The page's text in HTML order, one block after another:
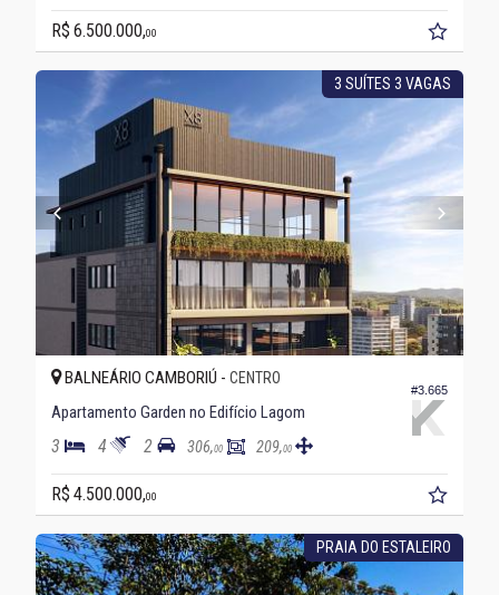
R$ 6.500.000,00
3 SUÍTES 3 VAGAS
#3.665
BALNEÁRIO CAMBORIÚ - CENTRO
Apartamento Garden no Edifício Lagom
3 4 2 306,00 209,00
R$ 4.500.000,00
PRAIA DO ESTALEIRO